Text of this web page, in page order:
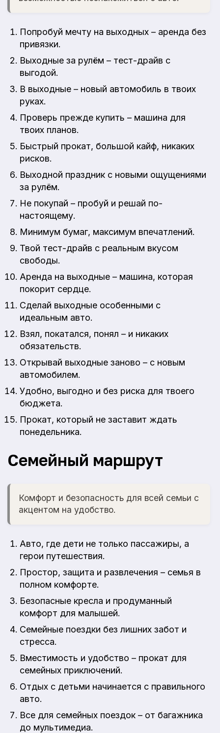
Попробуй мечту на выходных – аренда без
привязки.
Выходные за рулём – тест-драйв с
выгодой.
В выходные – новый автомобиль в твоих
руках.
Проверь прежде купить – машина для
твоих планов.
Быстрый прокат, большой кайф, никаких
рисков.
Выходной праздник с новыми ощущениями
за рулём.
Не покупай – пробуй и решай по-
настоящему.
Минимум бумаг, максимум впечатлений.
Твой тест-драйв с реальным вкусом
свободы.
Аренда на выходные – машина, которая
покорит сердце.
Сделай выходные особенными с
идеальным авто.
Взял, покатался, понял – и никаких
обязательств.
Открывай выходные заново – с новым
автомобилем.
Удобно, выгодно и без риска для твоего
бюджета.
Прокат, который не заставит ждать
понедельника.
Семейный маршрут
Комфорт и безопасность для всей семьи с
акцентом на удобство.
Авто, где дети не только пассажиры, а
герои путешествия.
Простор, защита и развлечения – семья в
полном комфорте.
Безопасные кресла и продуманный
комфорт для малышей.
Семейные поездки без лишних забот и
стресса.
Вместимость и удобство – прокат для
семейных приключений.
Отдых с детьми начинается с правильного
авто.
Все для семейных поездок – от багажника
до мультимедиа.